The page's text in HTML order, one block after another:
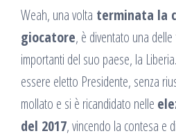
Weah, una volta terminata la
giocatore, è diventato una
importanti del suo paese, la
essere eletto Presidente, senza
mollato e si è ricandidato nelle
del 2017, vincendo la contesa e